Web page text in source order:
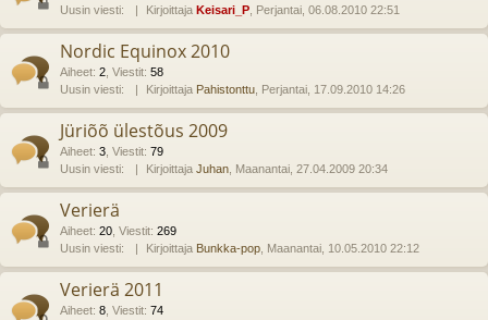
Uusin viesti:
Kirjoittaja Keisari_P , Perjantai, 06.08.2010 22:51
Nordic Equinox 2010
Aiheet: 2 Viestit: 58
Uusin viesti:
Kirjoittaja Pahistonttu , Perjantai, 17.09.2010 14:26
Jüriõõ ülestõus 2009
Aiheet: 3 Viestit: 79
Uusin viesti:
Kirjoittaja Juhan , Maanantai, 27.04.2009 20:34
Verierä
Aiheet: 20 Viestit: 269
Uusin viesti:
Kirjoittaja Bunkka-pop , Maanantai, 10.05.2010 22:12
Verierä 2011
Aiheet: 8 Viestit: 74